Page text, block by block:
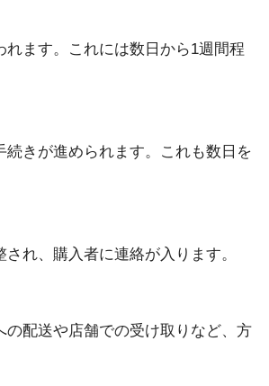
ます。これには数日から1週間程
きが進められます。これも数日を
れ、購入者に連絡が入ります。
配送や店舗での受け取りなど、方